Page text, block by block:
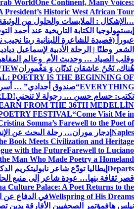
WorldOne Continent, Many Voices:
President’s Historic West African Tour
…الإشكال : الملابسات والحلول من
إبستمولوجيا الكتابة التاريخية عند أحمد
عبوراً (قصيدة للشاعرة اللبنانية ريتا نجيب
الشعر وطنًا | الرحلة الأدبية لإسماعيل
وقلب الصياد … وحديث الأم وعالم
هُناك، نَحْنُ عاشقان نَديّان وَ مَغْموران
POETRY IS THE BEGINNING OF
EVERYTHING“صندوق أجدادي” …
تكتب: حسام حسن … رجولة لا تنحني!
FROM THE 36TH MEDELLÍN
FESTIVAL“Come Visit Me in
Somma’s Farewell to the Poet of
Naples إدجار موران… رحلة البحث عن
Book Meets Civilization and Heritage
with the FutureFarewell to Luciano
Man Who Made Poetry a Homeland
Departs إيطاليا تودّع شاعر نابوليتكريم
قصر ثقافة بنها… عودة شاعر إلى منبع
Culture Palace: A Poet Returns to the
Wellspring of His Dreamsفي الدفاع عن
نيلس هافمؤتمر الصحفيين الأفارقة يدين